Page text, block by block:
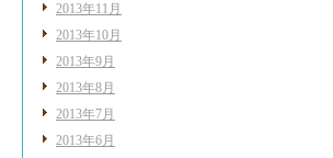
2013年11月
2013年10月
2013年9月
2013年8月
2013年7月
2013年6月